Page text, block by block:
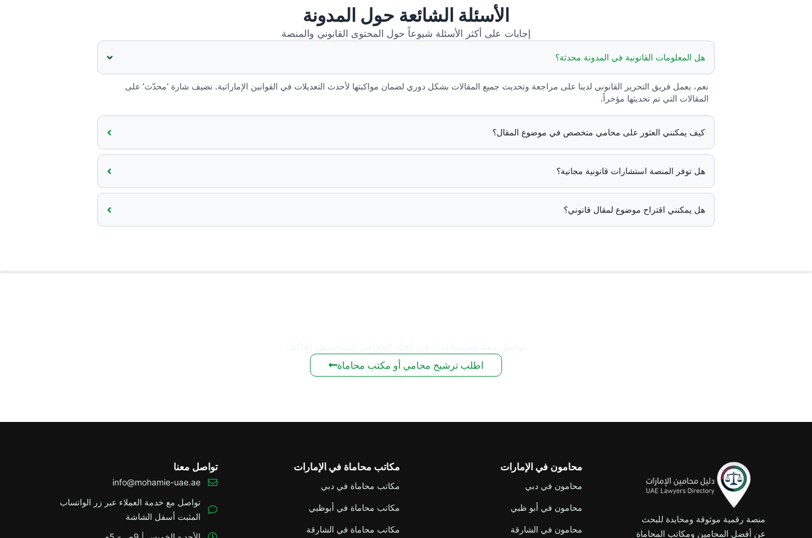
الأسئلة الشائعة حول المدونة
إجابات على أكثر الأسئلة شيوعاً حول المحتوى القانوني والمنصة
هل المعلومات القانونية في المدونة محدثة؟
نعم، يعمل فريق التحرير القانوني لدينا على مراجعة وتحديث جميع المقالات بشكل دوري لضمان مواكبتها لأحدث التعديلات في القوانين الإماراتية. نضيف شارة ‘محدّث’ على
المقالات التي تم تحديثها مؤخراً.
كيف يمكنني العثور على محامي متخصص في موضوع المقال؟
هل توفر المنصة استشارات قانونية مجانية؟
هل يمكنني اقتراح موضوع لمقال قانوني؟
اطلب ترشيح محامي أو مكتب محاماة
منصة رقمية موثوقة ومحايدة للبحث
عن أفضل المحامين ومكاتب المحاماة
محامون في الإمارات
محامون في دبي
محامون في أبو ظبي
محامون في الشارقة
مكاتب محاماة في الإمارات
مكاتب محاماة في دبي
مكاتب محاماة في أبوظبي
مكاتب محاماة في الشارقة
تواصل معنا
info@mohamie-uae.ae
تواصل مع خدمة العملاء عبر زر الواتساب
المثبت أسفل الشاشة